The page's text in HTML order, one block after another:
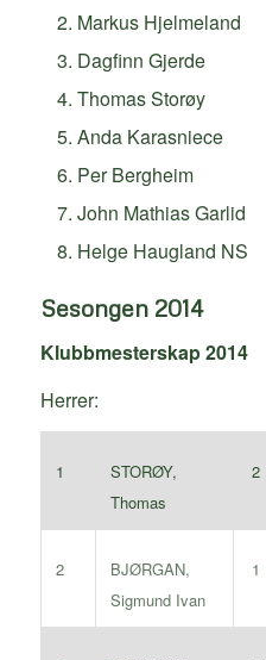
Markus Hjelmeland
Dagfinn Gjerde
Thomas Storøy
Anda Karasniece
Per Bergheim
John Mathias Garlid
Helge Haugland NS
Sesongen 2014
Klubbmesterskap 2014
Herrer:
1
STORØY,
Thomas
2
2
BJØRGAN,
Sigmund Ivan
1